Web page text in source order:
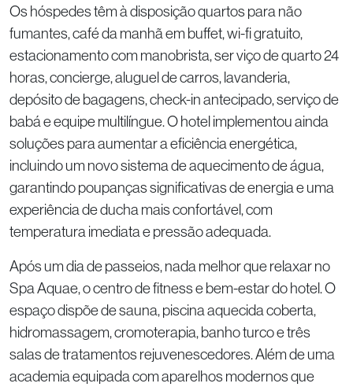
Os hóspedes têm à disposição quartos para não
fumantes, café da manhã em buffet, wi-fi gratuito,
estacionamento com manobrista, ser viço de quarto 24
horas, concierge, aluguel de carros, lavanderia,
depósito de bagagens, check-in antecipado, serviço de
babá e equipe multilíngue. O hotel implementou ainda
soluções para aumentar a eficiência energética,
incluindo um novo sistema de aquecimento de água,
garantindo poupanças significativas de energia e uma
experiência de ducha mais confortável, com
temperatura imediata e pressão adequada.
Após um dia de passeios, nada melhor que relaxar no
Spa Aquae, o centro de fitness e bem-estar do hotel. O
espaço dispõe de sauna, piscina aquecida coberta,
hidromassagem, cromoterapia, banho turco e três
salas de tratamentos rejuvenescedores. Além de uma
academia equipada com aparelhos modernos que